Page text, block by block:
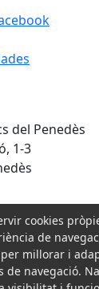
del Penedès
1-3
de:
cookies
de
millorar i
de navegació.